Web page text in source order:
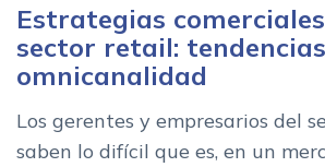
5. Shoppertainment
Como desarrollar una estrategia retail con
Estrategias
sector retail:
omnicanalidad
Los gerentes y empresarios del
saben lo difícil que es, en un